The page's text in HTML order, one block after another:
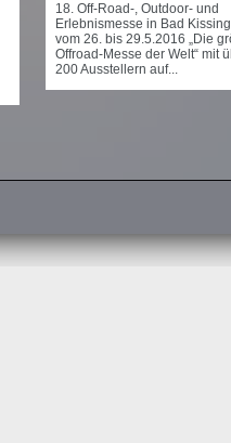
18. Off-Road-, Outdoor- und
Erlebnismesse in Bad
vom 26. bis 29.5.2016 „Die
Offroad-Messe der Welt“ mit
200 Ausstellern auf...